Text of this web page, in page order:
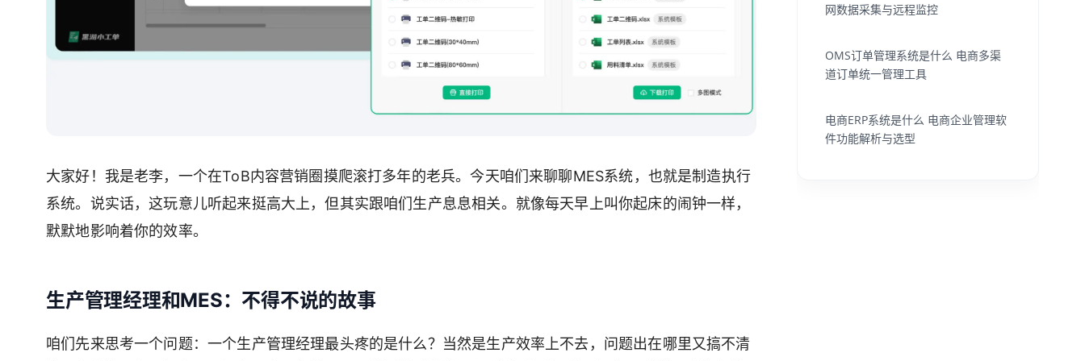
大家好！我是老李，一个在ToB内容营销圈摸爬滚打多年的老兵。今天咱们来聊聊MES系统，也就是制造执行
系统。说实话，这玩意儿听起来挺高大上，但其实跟咱们生产息息相关。就像每天早上叫你起床的闹钟一样，
默默地影响着你的效率。
生产管理经理和MES：不得不说的故事
咱们先来思考一个问题：一个生产管理经理最头疼的是什么？当然是生产效率上不去，问题出在哪里又搞不清
网数据采集与远程监控
OMS订单管理系统是什么 电商多渠
道订单统一管理工具
电商ERP系统是什么 电商企业管理软
件功能解析与选型